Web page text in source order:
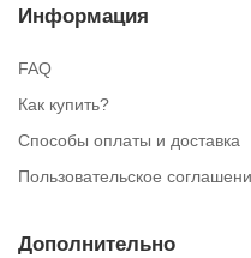
Информация
FAQ
Как купить?
Способы оплаты и доставка
Пользовательское
Дополнительно